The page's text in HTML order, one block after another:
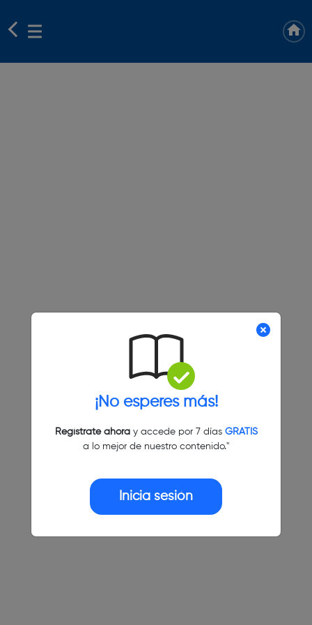
¡No esperes más!
Regístrate ahoray accede por 7 días GRATIS
a lo mejor de nuestro contenido."
Inicia sesión